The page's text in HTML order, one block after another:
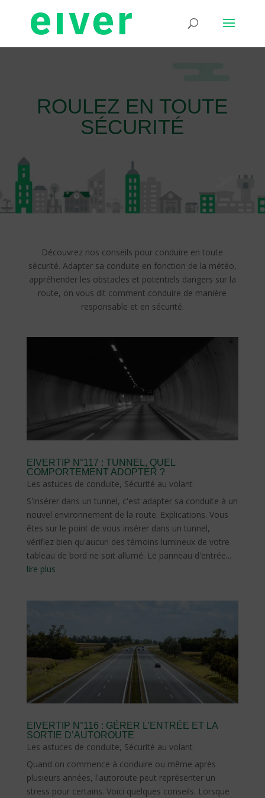
ROULEZ EN TOUTE
SÉCURITÉ
Découvrez nos conseils pour conduire en toute
sécurité. Adapter sa conduite en fonction de la météo,
appréhender les obstacles et potentiels dangers sur la
route, on vous dit comment conduire de manière
responsable et en sécurité.
EIVERTIP N°117 : TUNNEL, QUEL
COMPORTEMENT ADOPTER ?
Les astuces de conduite, Sécurité au volant
S'insérer dans un tunnel, c'est adapter sa conduite à un
nouvel environnement de la route. Explications. Vous
êtes sur le point de vous insérer dans un tunnel,
vérifiez bien qu'aucun des témoins lumineux de votre
tableau de bord ne soit allumé. Le panneau d'entrée...
lire plus
EIVERTIP N°116 : GÉRER L’ENTRÉE ET LA
SORTIE D’AUTOROUTE
Les astuces de conduite, Sécurité au volant
Quand on commence à conduire ou même après
plusieurs années, l'autoroute peut représenter un
stress pour certains. Voici quelques conseils. Lorsque